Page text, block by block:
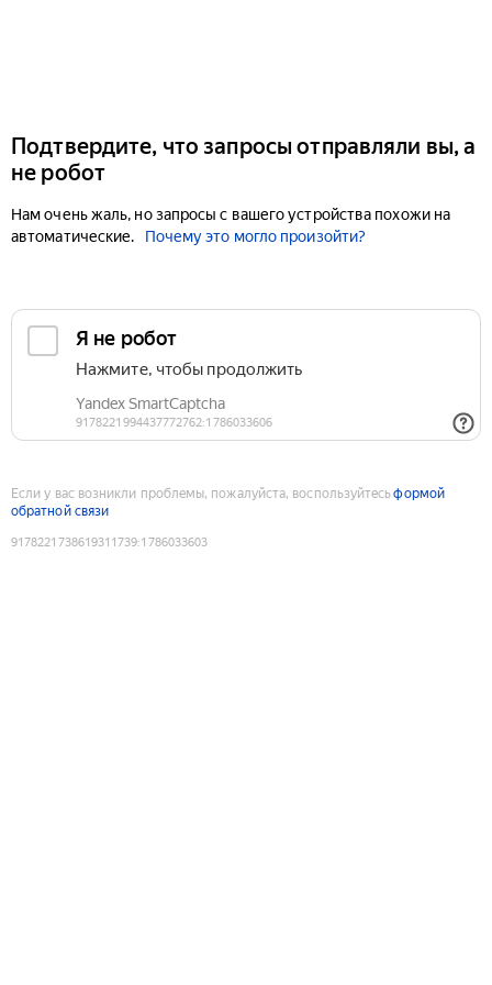
Подтвердите, что запросы отправляли вы, а
не робот
Нам очень жаль, но запросы с вашего устройства похожи на
автоматические.
Почему это могло произойти?
Если у вас возникли проблемы, пожалуйста, воспользуйтесьформой
обратной связи
9178221738619311739:1786033603